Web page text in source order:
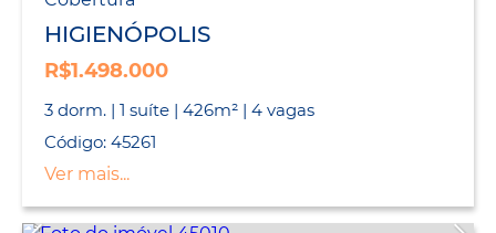
HIGIENÓPOLIS
R$1.498.000
3 dorm. | 1 suíte | 426m² | 4 vagas
Código: 45261
Ver mais...